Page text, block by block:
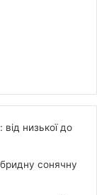
низької до
сонячну